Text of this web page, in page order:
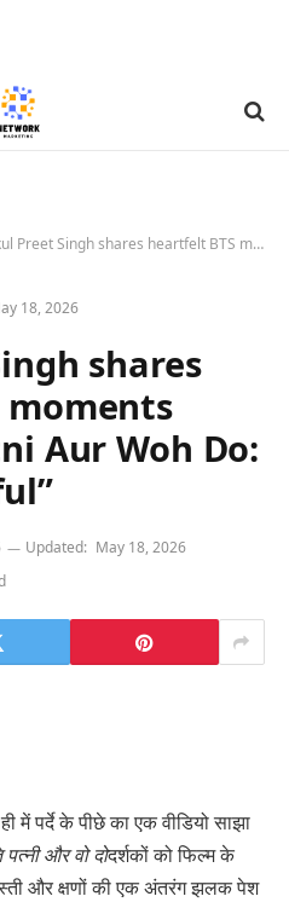
Singh shares heartfelt BTS moments from Pati Patni Aur Woh Do: “Truly thankful”
18, 2026
shares
moments
Aur Woh Do:
Updated: May 18, 2026
में पर्दे के पीछे का एक वीडियो साझा
पत्नी और वो दोदर्शकों को फिल्म के
और क्षणों की एक अंतरंग झलक पेश